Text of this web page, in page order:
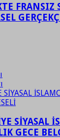
FRANSIZ
SİYASAL
GECE